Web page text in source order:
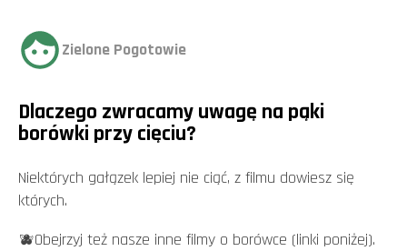
Zielone Pogotowie
Dlaczego zwracamy uwagę na pąki
borówki przy cięciu?
Niektórych gałązek lepiej nie ciąć, z filmu dowiesz się
których.
🫐Obejrzyj też nasze inne filmy o borówce (linki poniżej).